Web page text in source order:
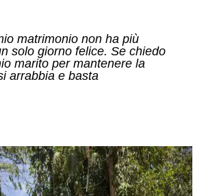
matrimonio non ha più
solo giorno felice. Se chiedo
marito per mantenere la
arrabbia e basta